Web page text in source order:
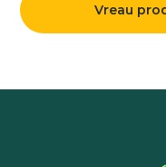
Vreau